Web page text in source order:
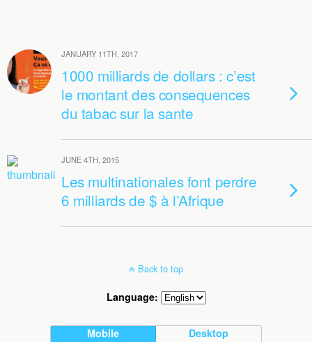
JANUARY 11TH, 2017
1000 milliards de dollars : c’est
le montant des consequences
du tabac sur la sante
JUNE 4TH, 2015
Les multinationales font perdre
6 milliards de $ à l’Afrique
Back to top
Language:
Mobile Desktop